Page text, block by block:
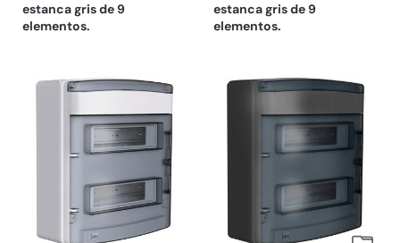
estanca gris de 9
elementos.
estanca gris de 9
elementos.